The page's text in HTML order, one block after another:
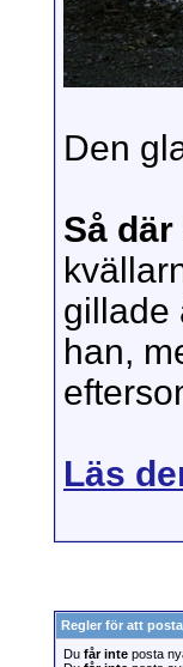
Den
Så
gillade
han,
Läs
Regler för att posta
Du får inte posta